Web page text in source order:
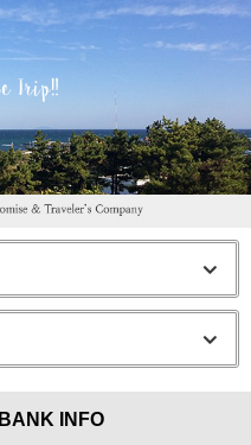
BANK INFO